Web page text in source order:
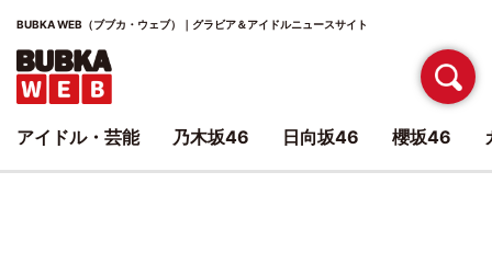
BUBKA WEB（ブブカ・ウェブ）｜グラビア＆アイドルニュースサイト
アイドル・芸能 乃木坂46 日向坂46 櫻坂46